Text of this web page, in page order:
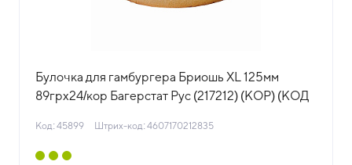
Булочка для гамбургера Бриошь XL 125мм
89грх24/кор Багерстат Рус (217212) (КОР) (КОД
Код: 45899 Штрих-код: 4607170212835